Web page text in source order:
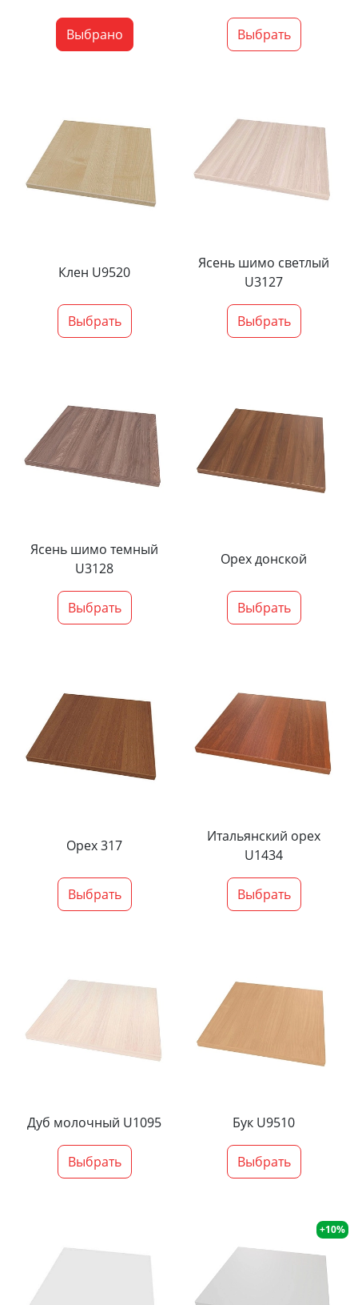
Выбрано Выбрать
Клен U9520
Выбрать
Ясень шимо светлый
U3127
Выбрать
Ясень шимо темный
U3128
Выбрать
Орех донской
Выбрать
Орех 317
Выбрать
Итальянский орех
U1434
Выбрать
Дуб молочный U1095
Выбрать
Бук U9510
Выбрать
+10%